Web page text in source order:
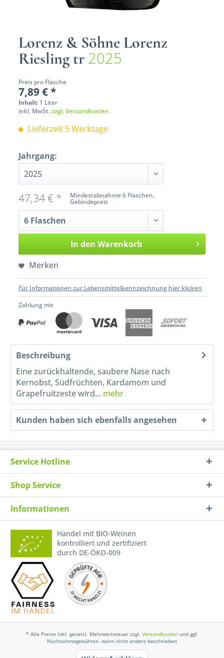
Lorenz & Söhne Lorenz
Riesling tr 2025
Preis pro Flasche
7,89 € *
Inhalt: 1 Liter
inkl. MwSt.zzgl. Versandkosten
Lieferzeit 5 Werktage
Jahrgang:
Mindestabnahme 6 Flaschen.
Gebindepreis
47,34 € *
In den Warenkorb
Merken
Für Informationen zur Lebensmittelkennzeichnung hier klicken
Zahlung mit
Beschreibung
Eine zurückhaltende, saubere Nase nach
Kernobst, Südfrüchten, Kardamom und
Grapefruitzeste wird... mehr
Kunden haben sich ebenfalls angesehen
Service Hotline
Shop Service
Informationen
Handel mit BIO-Weinen
kontrolliert und zertifiziert
durch DE-ÖKO-009
* Alle Preise inkl. gesetzl. Mehrwertsteuer zzgl. Versandkosten und ggf.
Nachnahmegebühren, wenn nicht anders beschrieben